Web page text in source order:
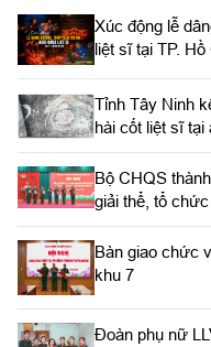
tỉnh; Đại tá Phạm Ngọc
tỉnh.
Xúc động lễ
liệt sĩ tại TP.
Tỉnh Tây Ninh
hài cốt liệt sĩ
Bộ CHQS
giải thể, tổ
Bàn giao chức
khu 7
Đoàn phụ nữ